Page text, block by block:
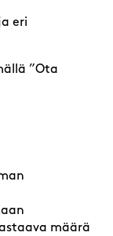
eri
”Ota
määrä